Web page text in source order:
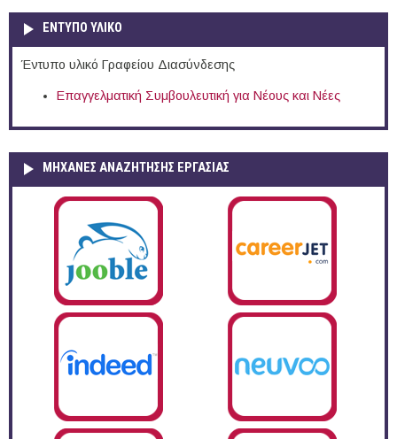
ΕΝΤΥΠΟ ΥΛΙΚΟ
Έντυπο υλικό Γραφείου Διασύνδεσης
Επαγγελματική Συμβουλευτική για Νέους και Νέες
ΜΗΧΑΝΕΣ ΑΝΑΖΗΤΗΣΗΣ ΕΡΓΑΣΙΑΣ